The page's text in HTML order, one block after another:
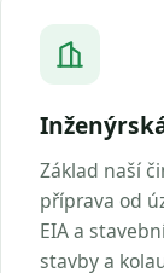
Základ naší
příprava od
EIA a
stavby a